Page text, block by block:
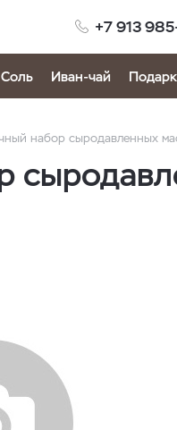
+7 913
Соль Иван-чай
набор сыродавленных